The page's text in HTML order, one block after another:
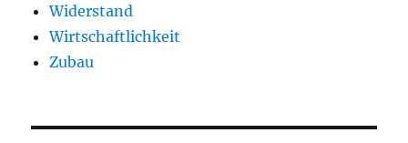
Widerstand
Wirtschaftlichkeit
Zubau